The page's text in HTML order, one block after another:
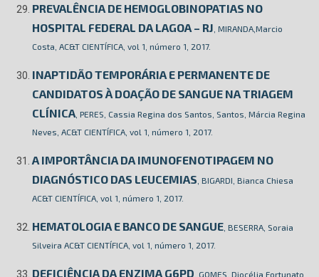
PREVALÊNCIA DE HEMOGLOBINOPATIAS NO
HOSPITAL FEDERAL DA LAGOA – RJ , MIRANDA,Marcio
Costa, AC&T CIENTÍFICA, vol 1, número 1, 2017.
INAPTIDÃO TEMPORÁRIA E PERMANENTE DE
CANDIDATOS À DOAÇÃO DE SANGUE NA TRIAGEM
CLÍNICA , PERES, Cassia Regina dos Santos, Santos, Márcia Regina
Neves, AC&T CIENTÍFICA, vol 1, número 1, 2017.
A IMPORTÂNCIA DA IMUNOFENOTIPAGEM NO
DIAGNÓSTICO DAS LEUCEMIAS , BIGARDI, Bianca Chiesa
AC&T CIENTÍFICA, vol 1, número 1, 2017.
HEMATOLOGIA E BANCO DE SANGUE , BESERRA, Soraia
Silveira AC&T CIENTÍFICA, vol 1, número 1, 2017.
DEFICIÊNCIA DA ENZIMA G6PD , GOMES, Diocélia Fortunato